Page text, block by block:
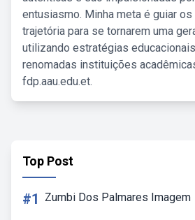
entusiasmo. Minha meta é guiar
trajetória para se tornarem uma
utilizando estratégias
renomadas instituições
fdp.aau.edu.et.
Top Post
#1 Zumbi Dos Palmares Imagem